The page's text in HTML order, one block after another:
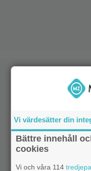
Vi värdesätter din
Bättre innehåll
cookies
Vi och våra 114